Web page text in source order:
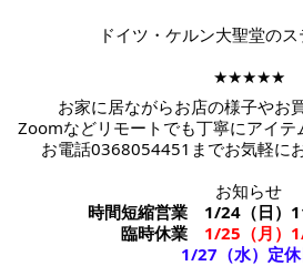
ドイツ・ケルン大聖堂の
★★★★★
お家に居ながらお店の様子やお
Zoomなどリモートでも丁寧にアイテ
お電話0368054451までお気軽に
お知らせ
時間短縮営業
1/24（日）
臨時休業
1/25（月）
1/27（水）定休